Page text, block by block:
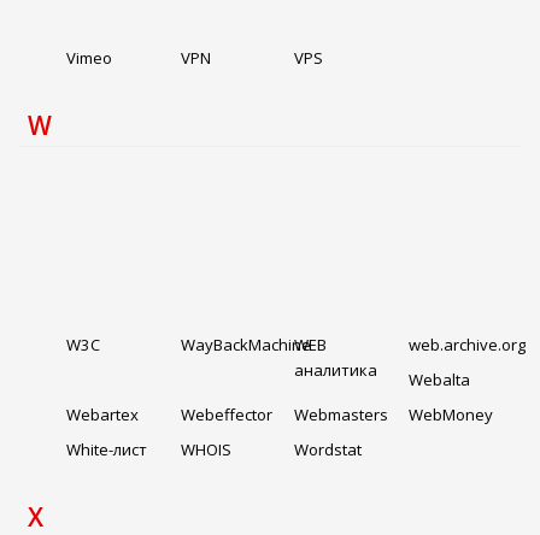
Vimeo VPN VPS
W
W3C WayBackMachineWEB
аналитика
web.archive.org
Webalta
Webartex
Webeffector Webmasters
WebMoney
White-лист
WHOIS Wordstat
X